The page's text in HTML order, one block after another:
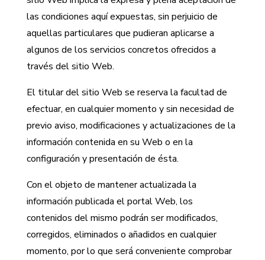
las condiciones aquí expuestas, sin perjuicio de
aquellas particulares que pudieran aplicarse a
algunos de los servicios concretos ofrecidos a
través del sitio Web.
El titular del sitio Web se reserva la facultad de
efectuar, en cualquier momento y sin necesidad de
previo aviso, modificaciones y actualizaciones de la
información contenida en su Web o en la
configuración y presentación de ésta.
Con el objeto de mantener actualizada la
información publicada el portal Web, los
contenidos del mismo podrán ser modificados,
corregidos, eliminados o añadidos en cualquier
momento, por lo que será conveniente comprobar